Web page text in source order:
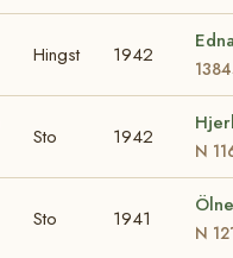
Hingst 1942
Sto 1942
N
Sto 1941
N